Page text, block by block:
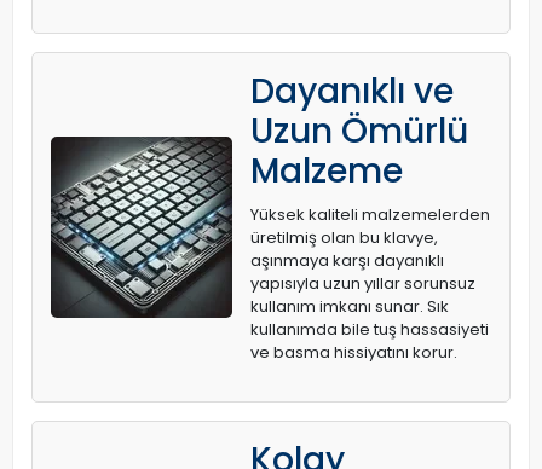
Dayanıklı ve
Uzun Ömürlü
Malzeme
Yüksek kaliteli malzemelerden
üretilmiş olan bu klavye,
aşınmaya karşı dayanıklı
yapısıyla uzun yıllar sorunsuz
kullanım imkanı sunar. Sık
kullanımda bile tuş hassasiyeti
ve basma hissiyatını korur.